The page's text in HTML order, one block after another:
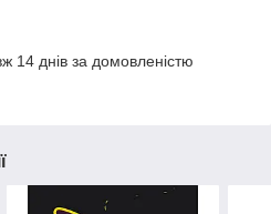
14 днів за домовленістю